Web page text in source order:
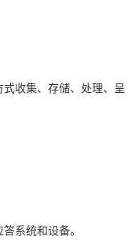
收集、存储、处理、呈
系统和设备。